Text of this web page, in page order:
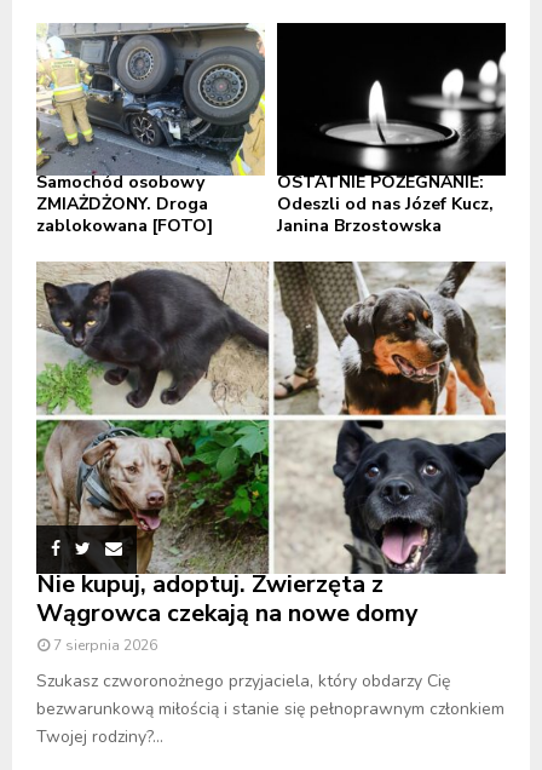
Samochód osobowy
ZMIAŻDŻONY. Droga
zablokowana [FOTO]
OSTATNIE POŻEGNANIE:
Odeszli od nas Józef Kucz,
Janina Brzostowska
Nie kupuj, adoptuj. Zwierzęta z
Wągrowca czekają na nowe domy
7 sierpnia 2026
Szukasz czworonożnego przyjaciela, który obdarzy Cię
bezwarunkową miłością i stanie się pełnoprawnym członkiem
Twojej rodziny?...